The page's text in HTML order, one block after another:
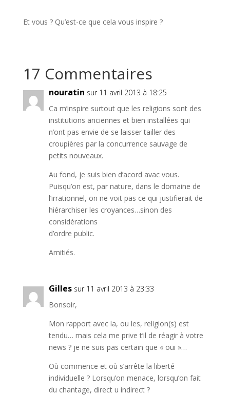
Et vous ? Qu’est-ce que cela vous inspire ?
17 Commentaires
nouratin sur 11 avril 2013 à 18:25
Ca m’inspire surtout que les religions sont des
institutions anciennes et bien installées qui
n’ont pas envie de se laisser tailler des
croupières par la concurrence sauvage de
petits nouveaux.
Au fond, je suis bien d’acord avac vous.
Puisqu’on est, par nature, dans le domaine de
l’irrationnel, on ne voit pas ce qui justifierait de
hiérarchiser les croyances…sinon des
considérations
d’ordre public.
Amitiés.
Gilles sur 11 avril 2013 à 23:33
Bonsoir,
Mon rapport avec la, ou les, religion(s) est
tendu… mais cela me prive t’il de réagir à votre
news ? je ne suis pas certain que « oui »…
Où commence et où s’arrête la liberté
individuelle ? Lorsqu’on menace, lorsqu’on fait
du chantage, direct u indirect ?